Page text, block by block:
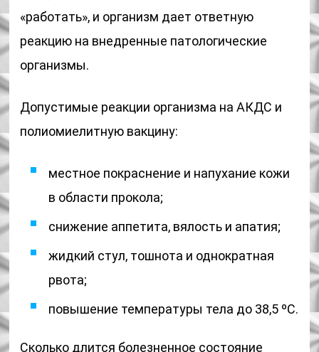
«работать», и организм дает ответную
реакцию на внедренные патологические
организмы.
Допустимые реакции организма на АКДС и
полиомиелитную вакцину:
местное покраснение и напухание кожи
в области прокола;
снижение аппетита, вялость и апатия;
жидкий стул, тошнота и однократная
рвота;
повышение температуры тела до 38,5 ºС.
Сколько длится болезненное состояние